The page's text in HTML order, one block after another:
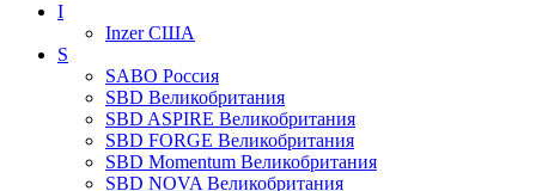
I
InzerСША
S
SABO Россия
SBD Великобритания
SBD ASPIRE Великобритания
SBD FORGE Великобритания
SBD Momentum Великобритания
SBD NOVA Великобритания